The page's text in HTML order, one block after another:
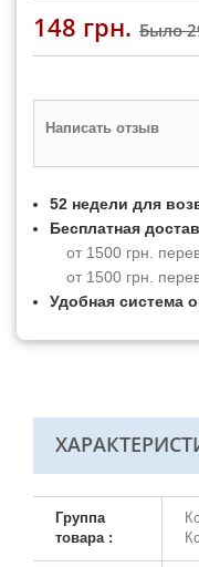
148 грн. Было
Написать отзыв
52 недели для
Бесплатная
от 1500 грн.
от 1500 грн.
Удобная система
Группа
товара :